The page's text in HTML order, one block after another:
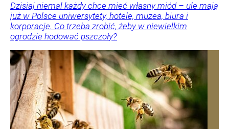
Dzisiaj niemal każdy chce mieć własny miód – ule mają
już w Polsce uniwersytety, hotele, muzea, biura i
korporacje. Co trzeba zrobić, żeby w niewielkim
ogrodzie hodować pszczoły?